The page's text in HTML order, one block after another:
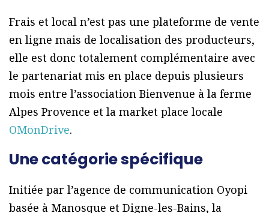
Frais et local n’est pas une plateforme de vente
en ligne mais de localisation des producteurs,
elle est donc totalement complémentaire avec
le partenariat mis en place depuis plusieurs
mois entre l’association Bienvenue à la ferme
Alpes Provence et la market place locale
OMonDrive.
Une catégorie spécifique
Initiée par l’agence de communication Oyopi
basée à Manosque et Digne-les-Bains, la